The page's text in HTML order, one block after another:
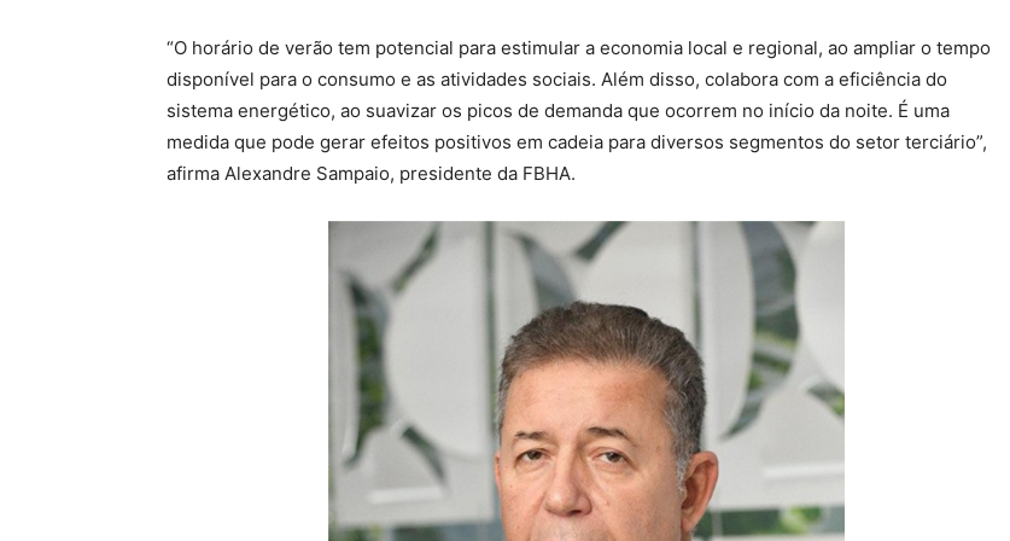
“O horário de verão tem potencial para estimular a economia local e regional, ao ampliar o tempo
disponível para o consumo e as atividades sociais. Além disso, colabora com a eficiência do
sistema energético, ao suavizar os picos de demanda que ocorrem no início da noite. É uma
medida que pode gerar efeitos positivos em cadeia para diversos segmentos do setor terciário”,
afirma Alexandre Sampaio, presidente da FBHA.